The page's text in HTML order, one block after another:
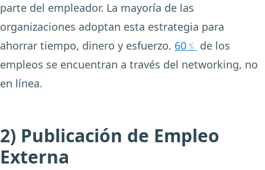
parte del empleador. La mayoría de las
organizaciones adoptan esta estrategia para
ahorrar tiempo, dinero y esfuerzo. 60﹪ de los
empleos se encuentran a través del networking, no
en línea.
2) Publicación de Empleo
Externa